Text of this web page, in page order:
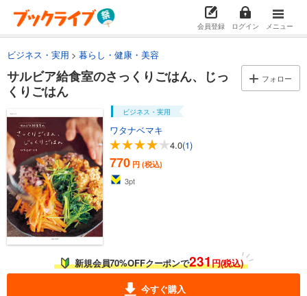
会員登録 ログイン メニュー
ビジネス・実用 暮らし・健康・美容
サルビア給食室のさっくりごはん、じっ
くりごはん
フォロー
ビジネス・実用
ワタナベマキ
4.0(1)
770 円 (税込)
3pt
新規会員70%OFFクーポンで231円(税込)
今すぐ購入